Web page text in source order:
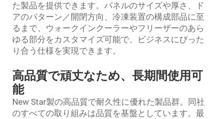
た製品を提供できます。パネルのサイズや厚さ、ド
アのパターン／開閉方向、冷凍装置の構成部品に至
るまで、ウォークインクーラーやフリーザーのあら
ゆる部分をカスタマイズ可能で、ビジネスにぴった
り合う仕様を実現できます。
高品質で頑丈なため、長期間使用可
能
New Star製の高品質で耐久性に優れた製品群。同社
のすべての取り組みは品質を基盤としています。最